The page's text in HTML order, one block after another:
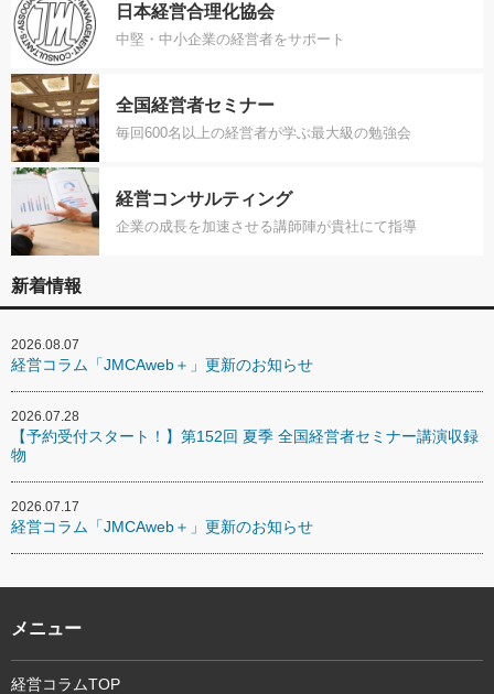
日本経営合理化協会
中堅・中小企業の経営者をサポート
全国経営者セミナー
毎回600名以上の経営者が学ぶ最大級の勉強会
経営コンサルティング
企業の成長を加速させる講師陣が貴社にて指導
新着情報
2026.08.07
経営コラム「JMCAweb＋」更新のお知らせ
2026.07.28
【予約受付スタート！】第152回 夏季 全国経営者セミナー講演収録
物
2026.07.17
経営コラム「JMCAweb＋」更新のお知らせ
メニュー
経営コラムTOP